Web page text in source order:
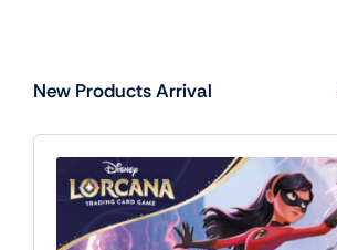
New Products Arrival